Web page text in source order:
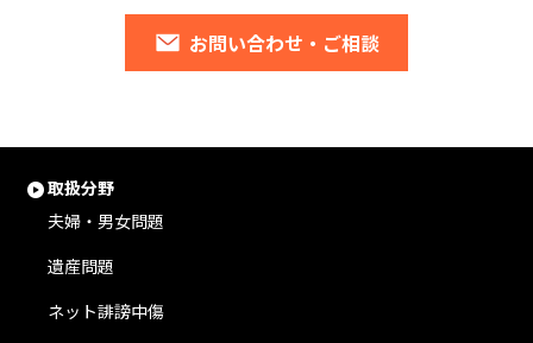
お問い合わせ・ご相談
取扱分野
夫婦・男女問題
遺産問題
ネット誹謗中傷